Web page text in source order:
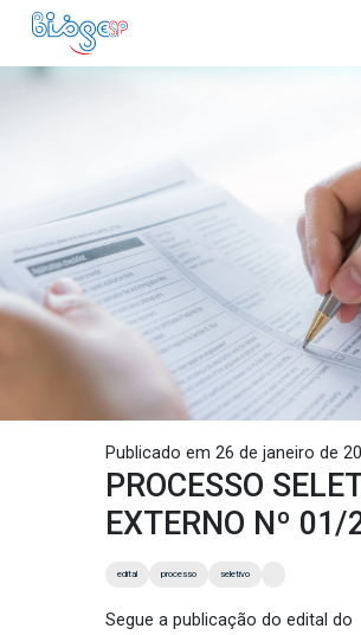
Publicado em 26 de janeiro de
PROCESSO
EXTERNO Nº 01/
edital processo seletivo
Segue a publicação do edital do